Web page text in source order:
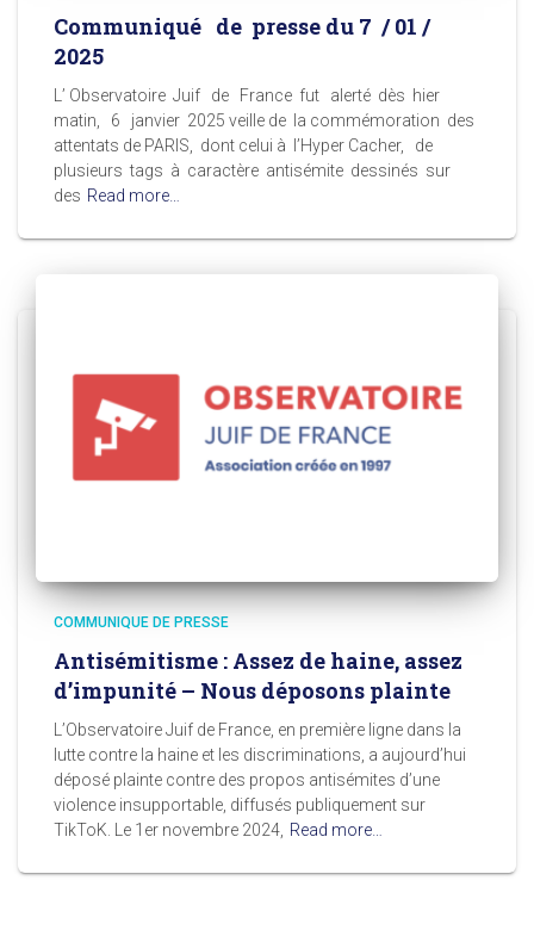
Communiqué de presse du 7 / 01 /
2025
L’ Observatoire Juif de France fut alerté dès hier
matin, 6 janvier 2025 veille de la commémoration des
attentats de PARIS, dont celui à l’Hyper Cacher, de
plusieurs tags à caractère antisémite dessinés sur
des Read more…
COMMUNIQUE DE PRESSE
Antisémitisme : Assez de haine, assez
d’impunité – Nous déposons plainte
L’Observatoire Juif de France, en première ligne dans la
lutte contre la haine et les discriminations, a aujourd’hui
déposé plainte contre des propos antisémites d’une
violence insupportable, diffusés publiquement sur
TikToK. Le 1er novembre 2024, Read more…